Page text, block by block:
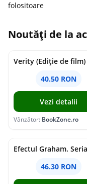
folositoare
Noutăți de la
Verity (Ediție de film)
40.50 RON
Vezi detalii
Vânzător: BookZone.ro
46.30 RON